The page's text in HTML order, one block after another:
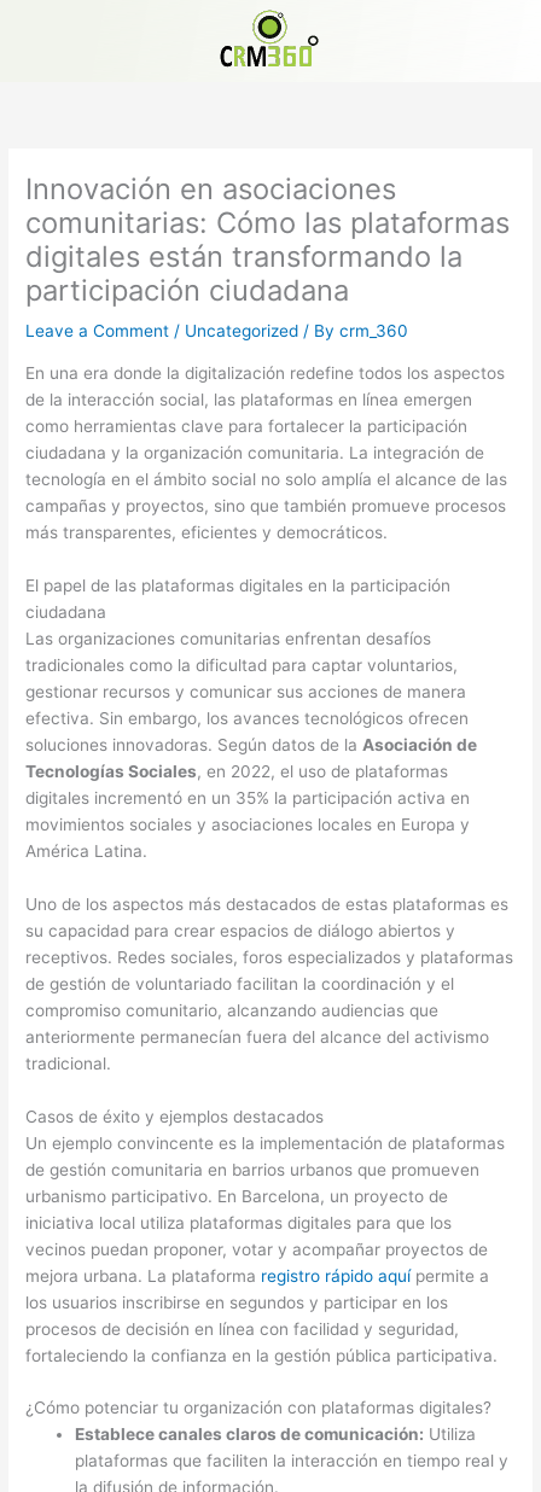
Innovación en asociaciones
comunitarias: Cómo las plataformas
digitales están transformando la
participación ciudadana
Leave a Comment / Uncategorized / Bycrm_360
En una era donde la digitalización redefine todos los aspectos
de la interacción social, las plataformas en línea emergen
como herramientas clave para fortalecer la participación
ciudadana y la organización comunitaria. La integración de
tecnología en el ámbito social no solo amplía el alcance de las
campañas y proyectos, sino que también promueve procesos
más transparentes, eficientes y democráticos.
El papel de las plataformas digitales en la participación
ciudadana
Las organizaciones comunitarias enfrentan desafíos
tradicionales como la dificultad para captar voluntarios,
gestionar recursos y comunicar sus acciones de manera
efectiva. Sin embargo, los avances tecnológicos ofrecen
soluciones innovadoras. Según datos de la Asociación de
Tecnologías Sociales, en 2022, el uso de plataformas
digitales incrementó en un 35% la participación activa en
movimientos sociales y asociaciones locales en Europa y
América Latina.
Uno de los aspectos más destacados de estas plataformas es
su capacidad para crear espacios de diálogo abiertos y
receptivos. Redes sociales, foros especializados y plataformas
de gestión de voluntariado facilitan la coordinación y el
compromiso comunitario, alcanzando audiencias que
anteriormente permanecían fuera del alcance del activismo
tradicional.
Casos de éxito y ejemplos destacados
Un ejemplo convincente es la implementación de plataformas
de gestión comunitaria en barrios urbanos que promueven
urbanismo participativo. En Barcelona, un proyecto de
iniciativa local utiliza plataformas digitales para que los
vecinos puedan proponer, votar y acompañar proyectos de
mejora urbana. La plataforma registro rápido aquípermite a
los usuarios inscribirse en segundos y participar en los
procesos de decisión en línea con facilidad y seguridad,
fortaleciendo la confianza en la gestión pública participativa.
¿Cómo potenciar tu organización con plataformas digitales?
Establece canales claros de comunicación: Utiliza
plataformas que faciliten la interacción en tiempo real y
la difusión de información.